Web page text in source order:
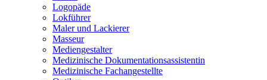
Logopäde
Lokführer
Maler und Lackierer
Masseur
Mediengestalter
Medizinische Dokumentationsassistentin
Medizinische Fachangestellte